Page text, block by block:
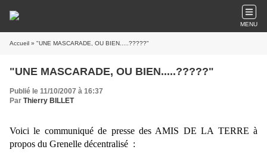
MENU
Accueil » "UNE MASCARADE, OU BIEN.....?????"
"UNE MASCARADE, OU BIEN.....?????"
Publié le 11/10/2007 à 16:37
Par Thierry BILLET
Voici le communiqué de presse des AMIS DE LA TERRE à
propos du Grenelle décentralisé  :